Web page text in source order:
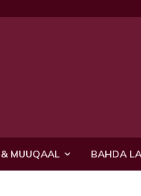
MUUQAAL BAHDA